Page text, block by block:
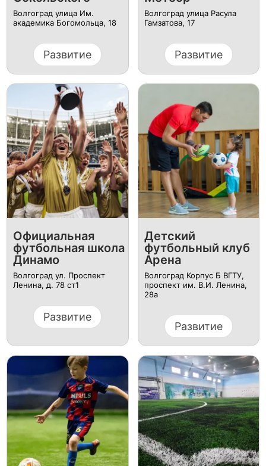
Волгоград улица Им.
академика Богомольца, 18
Развитие
Волгоград улица Расула
Гамзатова, 17
Развитие
Официальная
футбольная школа
Динамо
Волгоград ул. Проспект
Ленина, д. 78 ст1
Развитие
Детский
футбольный клуб
Арена
Волгоград Корпус Б ВГТУ,
проспект им. В.И. Ленина,
28а
Развитие